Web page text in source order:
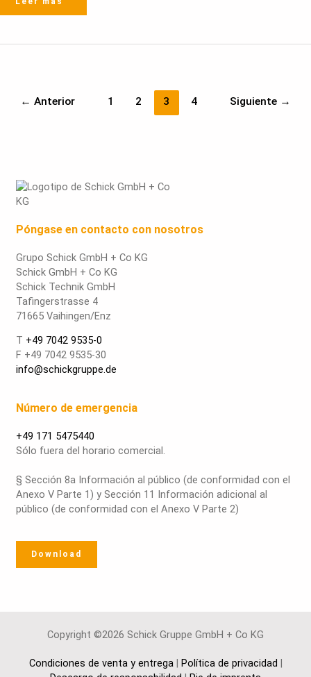
← Anterior 1 2 3 4 Siguiente →
Póngase en contacto con nosotros
Grupo Schick GmbH + Co KG
Schick GmbH + Co KG
Schick Technik GmbH
Tafingerstrasse 4
71665 Vaihingen/Enz
T +49 7042 9535-0
F +49 7042 9535-30
info@schickgruppe.de
Número de emergencia
+49 171 5475440
Sólo fuera del horario comercial.
§ Sección 8a Información al público (de conformidad con el
Anexo V Parte 1) y Sección 11 Información adicional al
público (de conformidad con el Anexo V Parte 2)
Download
Copyright ©2026 Schick Gruppe GmbH + Co KG
Condiciones de venta y entrega| Política de privacidad